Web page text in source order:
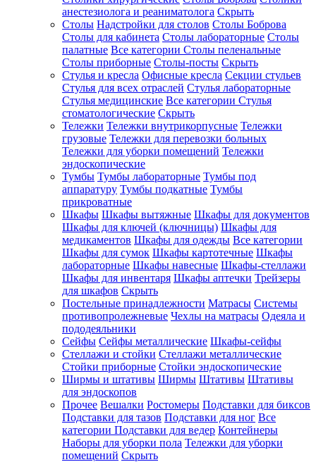
анестезиолога и реаниматолога Скрыть
Столы Надстройки для столов Столы Боброва
Столы для кабинета Столы лабораторные Столы
палатные Все категории Столы пеленальные
Столы приборные Столы-посты Скрыть
Стулья и кресла Офисные кресла Секции стульев
Стулья для всех отраслей Стулья лабораторные
Стулья медицинские Все категории Стулья
стоматологические Скрыть
Тележки Тележки внутрикорпусные Тележки
грузовые Тележки для перевозки больных
Тележки для уборки помещений Тележки
эндоскопические
Тумбы Тумбы лабораторные Тумбы под
аппаратуру Тумбы подкатные Тумбы
прикроватные
Шкафы Шкафы вытяжные Шкафы для документов
Шкафы для ключей (ключницы) Шкафы для
медикаментов Шкафы для одежды Все категории
Шкафы для сумок Шкафы картотечные Шкафы
лабораторные Шкафы навесные Шкафы-стеллажи
Шкафы для инвентаря Шкафы аптечки Трейзеры
для шкафов Скрыть
Постельные принадлежности Матрасы Системы
противопролежневые Чехлы на матрасы Одеяла и
пододеяльники
Сейфы Сейфы металлические Шкафы-сейфы
Стеллажи и стойки Стеллажи металлические
Стойки приборные Стойки эндоскопические
Ширмы и штативы Ширмы Штативы Штативы
для эндоскопов
Прочее Вешалки Ростомеры Подставки для биксов
Подставки для тазов Подставки для ног Все
категории Подставки для ведер Контейнеры
Наборы для уборки пола Тележки для уборки
помещений Скрыть